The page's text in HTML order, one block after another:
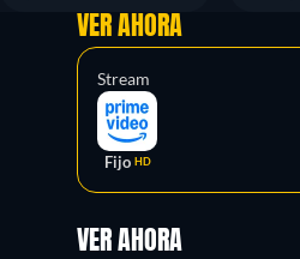
VER AHORA
Stream
Fijo HD
VER AHORA